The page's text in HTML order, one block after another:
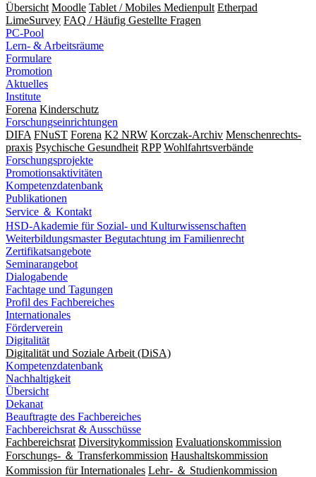
Übersicht Moodle Tablet / Mobiles Medienpult Etherpad
LimeSurvey FAQ / Häufig Gestellte Fragen
PC-Pool
Lern- & Arbeitsräume
Formulare
Promotion
Aktuelles
Institute
Forena Kinderschutz
Forschungseinrichtungen
DIFA FNuST Forena K2 NRW Korczak-Archiv Men­schen­rechts­
praxis Psy­chische Gesund­heit RPP Wohlfahrts­verbände
Forschungsprojekte
Promotionsaktivitäten
Kompetenzdatenbank
Publikationen
Service ＆ Kontakt
HSD-Akademie für Sozial- und Kulturwissenschaften
Weiterbildungsmaster Begutachtung im Familienrecht
Zertifikatsangebote
Seminarangebot
Dialogabende
Fachtage und Tagungen
Profil des Fachbereiches
Internationales
Förderverein
Digitalität
Digitalität und Soziale Arbeit (DiSA)
Kompetenzdatenbank
Nachhaltigkeit
Übersicht
Dekanat
Beauftragte des Fachbereiches
Fachbereichsrat & Ausschüsse
Fachbereichsrat Diversitykommission Evaluationskommission
Forschungs- ＆ Transferkommission Haushaltskommission
Kommission für Internationales Lehr- ＆ Studienkommission